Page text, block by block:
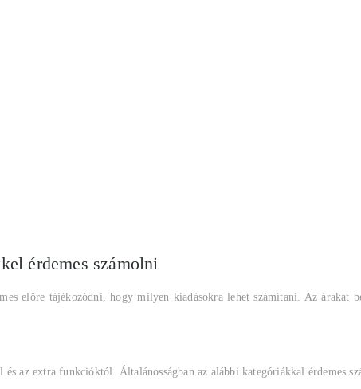
érdemes számolni
előre tájékozódni, hogy milyen kiadásokra lehet számítani. Az árakat
az extra funkcióktól. Általánosságban az alábbi kategóriákkal érdemes